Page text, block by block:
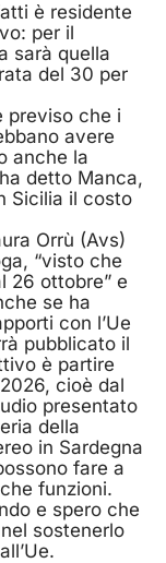
è residente
per il
sarà quella
del 30 per
previso che i
avere
anche la
detto Manca,
Sicilia il costo
Orrù (Avs)
“visto che
26 ottobre” e
se ha
con l’Ue
pubblicato il
è partire
cioè dal
presentato
della
in Sardegna
fare a
funzioni.
e spero che
sostenerlo